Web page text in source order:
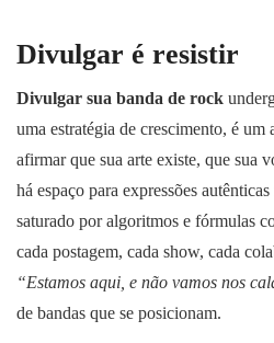
Divulgar é resistir
Divulgar sua banda de rock
uma estratégia de crescimento, é um
afirmar que sua arte existe, que sua
há espaço para expressões
saturado por algoritmos e fórmulas
cada postagem, cada show, cada
“Estamos aqui, e não vamos nos
de bandas que se posicionam.